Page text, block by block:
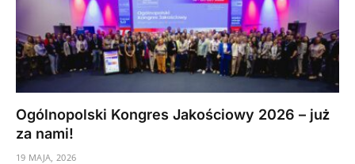
Ogólnopolski Kongres Jakościowy 2026 – już
za nami!
19 MAJA, 2026